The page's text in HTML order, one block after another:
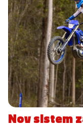
Nov sistem